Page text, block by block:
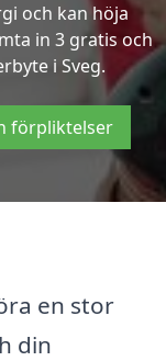
och kan höja
in 3 gratis och
i Sveg.
förpliktelser
en stor
din